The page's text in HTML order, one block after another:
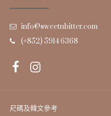
info@sweetnbitter.com
(+852) 5914 6368
尺碼及韓文參考